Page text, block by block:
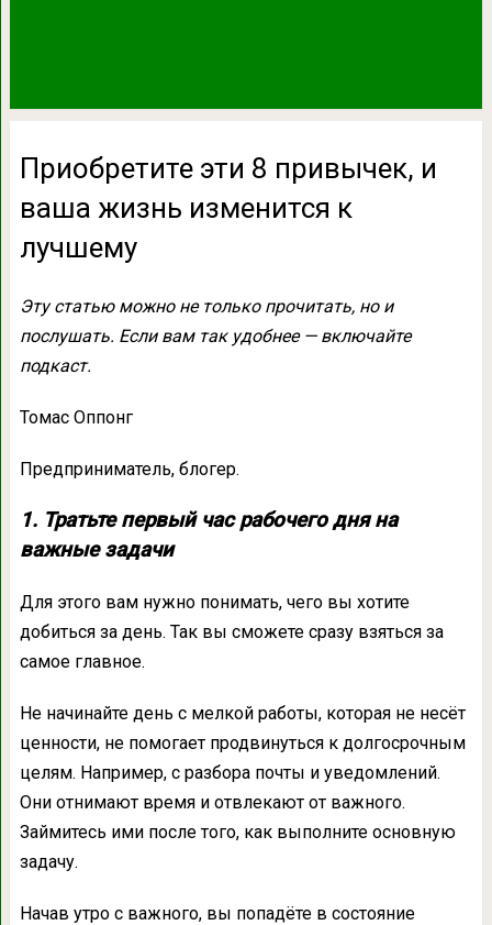
Приобретите эти 8 привычек, и
ваша жизнь изменится к
лучшему
Эту статью можно не только прочитать, но и
послушать. Если вам так удобнее — включайте
подкаст.
Томас Оппонг
Предприниматель, блогер.
1. Тратьте первый час рабочего дня на
важные задачи
Для этого вам нужно понимать, чего вы хотите
добиться за день. Так вы сможете сразу взяться за
самое главное.
Не начинайте день с мелкой работы, которая не несёт
ценности, не помогает продвинуться к долгосрочным
целям. Например, с разбора почты и уведомлений.
Они отнимают время и отвлекают от важного.
Займитесь ими после того, как выполните основную
задачу.
Начав утро с важного, вы попадёте в состояние